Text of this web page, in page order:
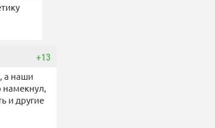
+13
а наши
намекнул,
и другие